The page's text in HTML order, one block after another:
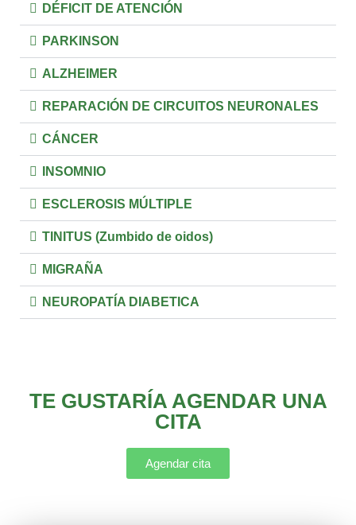
DÉFICIT DE ATENCIÓN
PARKINSON
ALZHEIMER
REPARACIÓN DE CIRCUITOS NEURONALES
CÁNCER
INSOMNIO
ESCLEROSIS MÚLTIPLE
TINITUS (Zumbido de oidos)
MIGRAÑA
NEUROPATÍA DIABETICA
TE GUSTARÍA AGENDAR UNA
CITA
Agendar cita